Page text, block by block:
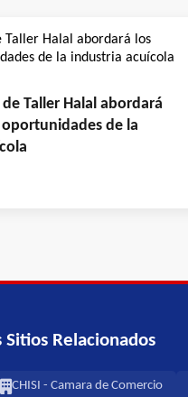
Taller Halal abordará
oportunidades de la
Sitios Relacionados
CHISI - Camara de Comercio